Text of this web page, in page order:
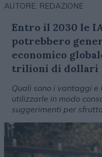
AUTORE: REDAZIONE
Entro il 2030 le
potrebbero
economico
trilioni di dollari
Quali sono i vantaggi e
utilizzarle in modo
suggerimenti per